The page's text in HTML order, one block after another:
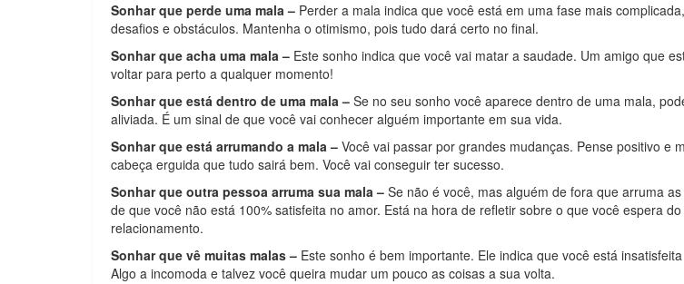
Sonhar que perde uma mala – Perder a mala indica que você está em uma fase mais
desafios e obstáculos. Mantenha o otimismo, pois tudo dará certo no final.
Sonhar que acha uma mala – Este sonho indica que você vai matar a saudade. Um amigo que
voltar para perto a qualquer momento!
Sonhar que está dentro de uma mala – Se no seu sonho você aparece dentro de uma mala,
aliviada. É um sinal de que você vai conhecer alguém importante em sua vida.
Sonhar que está arrumando a mala – Você vai passar por grandes mudanças. Pense positivo e
cabeça erguida que tudo sairá bem. Você vai conseguir ter sucesso.
Sonhar que outra pessoa arruma sua mala – Se não é você, mas alguém de fora que arruma
de que você não está 100% satisfeita no amor. Está na hora de refletir sobre o que você espera
relacionamento.
Sonhar que vê muitas malas – Este sonho é bem importante. Ele indica que você está
Algo a incomoda e talvez você queira mudar um pouco as coisas a sua volta.